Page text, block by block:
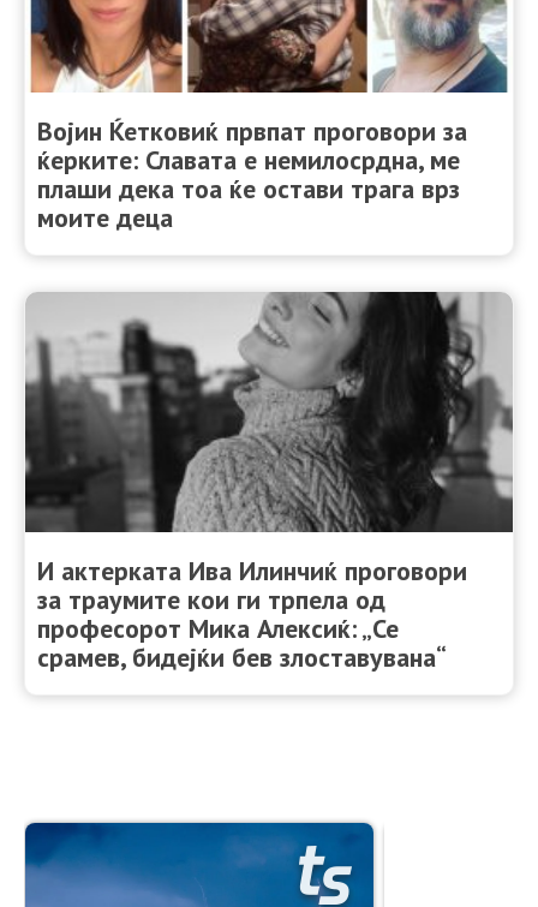
Војин Ќетковиќ првпат проговори за
ќерките: Славата е немилосрдна, ме
плаши дека тоа ќе остави трага врз
моите деца
И актерката Ива Илинчиќ проговори
за траумите кои ги трпела од
професорот Мика Алексиќ: „Се
срамев, бидејќи бев злоставувана“